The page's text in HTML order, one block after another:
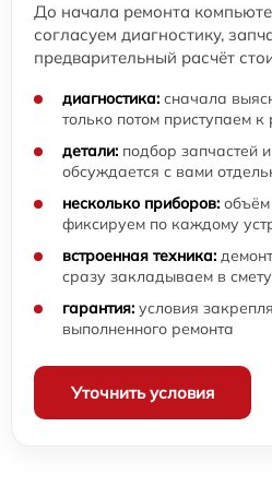
До начала ремонта
согласуем диагностику,
предварительный расчёт
диагностика: сначала
только потом приступаем к
детали: подбор запчастей
обсуждается с вами
несколько приборов: объём
фиксируем по каждому
встроенная техника:
сразу закладываем в смету
гарантия: условия
выполненного ремонта
Уточнить условия